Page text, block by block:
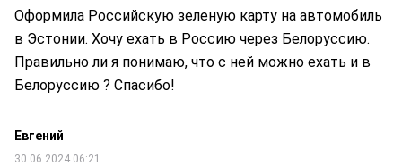
Оформила Российскую зеленую карту на автомобиль
в Эстонии. Хочу ехать в Россию через Белоруссию.
Правильно ли я понимаю, что с ней можно ехать и в
Белоруссию ? Спасибо!
Евгений
30.06.2024 06:21